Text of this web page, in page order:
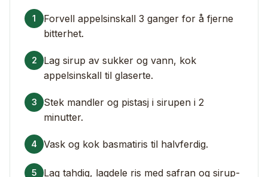
1
Forvell appelsinskall 3 ganger for å fjerne
bitterhet.
2
Lag sirup av sukker og vann, kok
appelsinskall til glaserte.
3
Stek mandler og pistasj i sirupen i 2
minutter.
4 Vask og kok basmatiris til halvferdig.
5
Lag tahdig, lagdele ris med safran og sirup-